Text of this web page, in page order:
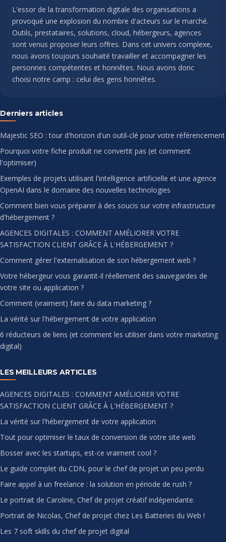
L'essor de la transformation digitale des organisations a
provoqué une explosion du nombre d'acteurs sur le marché.
Outils, prestataires, solutions, cloud, hébergeurs, agences
sont venus proposer leurs offres. Dans cet univers complexe,
nous avons toujours souhaité travailler et accompagner les
personnes compétentes et honnêtes. Nous avons donc
choisi notre camp : celui des gens honnêtes.
Derniers articles
Majestic SEO : tour d'horizon d'un outil-clé pour votre référencement
Pourquoi votre fiche produit ne convertit pas (et comment
l'optimiser)
Exemples de projets utilisant l'intelligence artificielle et une agence
OpenAI dans le domaine des nouvelles technologies
Comment bien vous préparer à des soucis sur votre infrastructure
d'hébergement ?
AGENCES DIGITALES : COMMENT AMÉLIORER VOTRE
SATISFACTION CLIENT GRÂCE À L'HÉBERGEMENT ?
Comment gérer l'externalisation de son hébergement web ?
Votre hébergeur vous garantit-il réellement des sauvegardes de
votre site ou application ?
Comment (vraiment) faire du data marketing ?
La vérité sur l'hébergement de votre application
6 réducteurs de liens (et comment les utiliser dans votre marketing
digital)
LES MEILLEURS ARTICLES
AGENCES DIGITALES : COMMENT AMÉLIORER VOTRE
SATISFACTION CLIENT GRÂCE À L'HÉBERGEMENT ?
La vérité sur l'hébergement de votre application
Tout pour optimiser le taux de conversion de votre site web
Bosser avec les startups, est-ce vraiment cool ?
Le guide complet du CDN, pour le chef de projet un peu perdu
Faire appel à un freelance : la solution en période de rush ?
Le portrait de Caroline, Chef de projet créatif indépendante.
Portrait de Nicolas, Chef de projet chez Les Batteries du Web !
Les 7 soft skills du chef de projet digital